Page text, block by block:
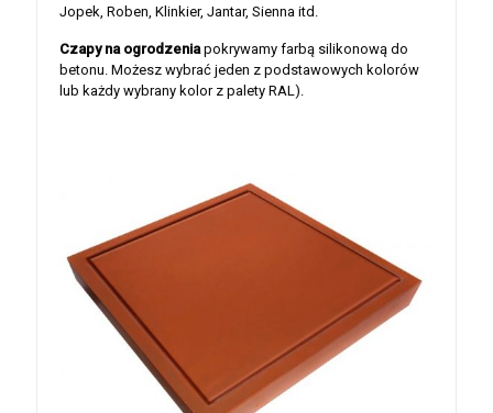
Jopek, Roben, Klinkier, Jantar, Sienna itd.
Czapy na ogrodzenia pokrywamy farbą silikonową do
betonu. Możesz wybrać jeden z podstawowych kolorów
lub każdy wybrany kolor z palety RAL).